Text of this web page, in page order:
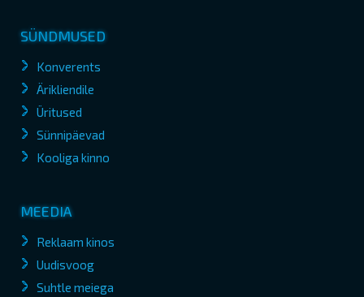
SÜNDMUSED
Konverents
Ärikliendile
Üritused
Sünnipäevad
Kooliga kinno
MEEDIA
Reklaam kinos
Uudisvoog
Suhtle meiega